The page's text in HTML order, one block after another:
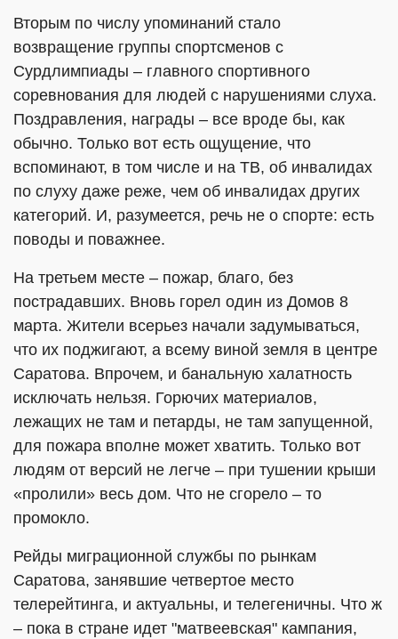
Вторым по числу упоминаний стало
возвращение группы спортсменов с
Сурдлимпиады – главного спортивного
соревнования для людей с нарушениями слуха.
Поздравления, награды – все вроде бы, как
обычно. Только вот есть ощущение, что
вспоминают, в том числе и на ТВ, об инвалидах
по слуху даже реже, чем об инвалидах других
категорий. И, разумеется, речь не о спорте: есть
поводы и поважнее.
На третьем месте – пожар, благо, без
пострадавших. Вновь горел один из Домов 8
марта. Жители всерьез начали задумываться,
что их поджигают, а всему виной земля в центре
Саратова. Впрочем, и банальную халатность
исключать нельзя. Горючих материалов,
лежащих не там и петарды, не там запущенной,
для пожара вполне может хватить. Только вот
людям от версий не легче – при тушении крыши
«пролили» весь дом. Что не сгорело – то
промокло.
Рейды миграционной службы по рынкам
Саратова, занявшие четвертое место
телерейтинга, и актуальны, и телегеничны. Что ж
– пока в стране идет "матвеевская" кампания,